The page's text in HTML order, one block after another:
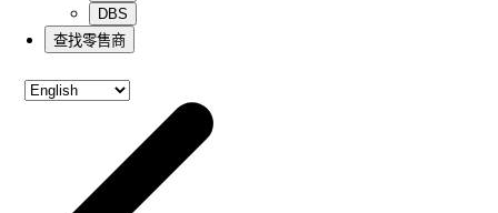
DBS
查找零售商